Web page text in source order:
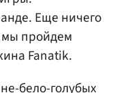
Еще ничего
мы пройдем
Fanatik.
бело-голубых